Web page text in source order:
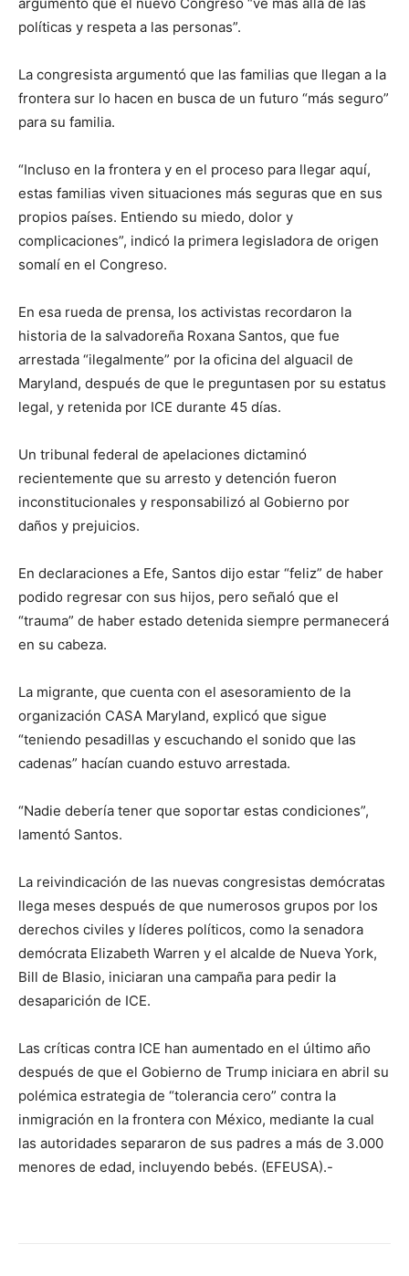
políticas y respeta a las personas”.
La congresista argumentó que las familias que llegan a la
frontera sur lo hacen en busca de un futuro “más seguro”
para su familia.
“Incluso en la frontera y en el proceso para llegar aquí,
estas familias viven situaciones más seguras que en sus
propios países. Entiendo su miedo, dolor y
complicaciones”, indicó la primera legisladora de origen
somalí en el Congreso.
En esa rueda de prensa, los activistas recordaron la
historia de la salvadoreña Roxana Santos, que fue
arrestada “ilegalmente” por la oficina del alguacil de
Maryland, después de que le preguntasen por su estatus
legal, y retenida por ICE durante 45 días.
Un tribunal federal de apelaciones dictaminó
recientemente que su arresto y detención fueron
inconstitucionales y responsabilizó al Gobierno por
daños y prejuicios.
En declaraciones a Efe, Santos dijo estar “feliz” de haber
podido regresar con sus hijos, pero señaló que el
“trauma” de haber estado detenida siempre permanecerá
en su cabeza.
La migrante, que cuenta con el asesoramiento de la
organización CASA Maryland, explicó que sigue
“teniendo pesadillas y escuchando el sonido que las
cadenas” hacían cuando estuvo arrestada.
“Nadie debería tener que soportar estas condiciones”,
lamentó Santos.
La reivindicación de las nuevas congresistas demócratas
llega meses después de que numerosos grupos por los
derechos civiles y líderes políticos, como la senadora
demócrata Elizabeth Warren y el alcalde de Nueva York,
Bill de Blasio, iniciaran una campaña para pedir la
desaparición de ICE.
Las críticas contra ICE han aumentado en el último año
después de que el Gobierno de Trump iniciara en abril su
polémica estrategia de “tolerancia cero” contra la
inmigración en la frontera con México, mediante la cual
las autoridades separaron de sus padres a más de 3.000
menores de edad, incluyendo bebés. (EFEUSA).-